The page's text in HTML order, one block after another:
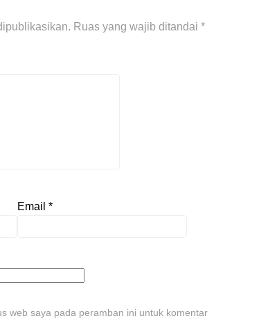
Ruas yang wajib ditandai *
Email *
web saya pada peramban ini untuk komentar